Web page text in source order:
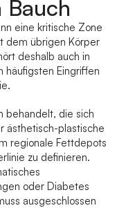
Bauch
eine kritische Zone
dem übrigen Körper
deshalb auch in
häufigsten Eingriffen
behandelt, die sich
ästhetisch-plastische
regionale Fettdepots
zu definieren.
oder Diabetes
ausgeschlossen